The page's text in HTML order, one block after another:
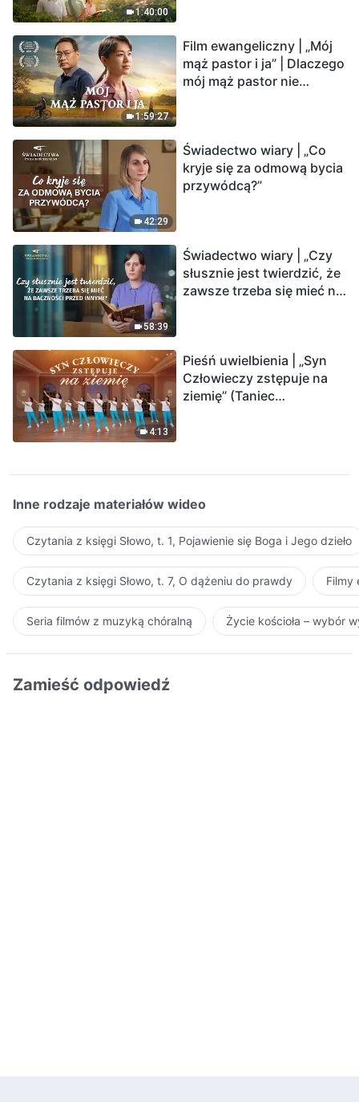
1:40:00
1:59:27
Film ewangeliczny | „Mój
mąż pastor i ja” | Dlaczego
mój mąż pastor nie
42:29
Świadectwo wiary | „Co
kryje się za odmową bycia
przywódcą?”
58:39
Świadectwo wiary | „Czy
słusznie jest twierdzić, że
zawsze trzeba się mieć na
4:13
Pieśń uwielbienia | „Syn
Człowieczy zstępuje na
ziemię” (Taniec
Inne rodzaje materiałów wideo
Czytania z księgi Słowo, t. 1, Pojawienie się Boga i Jego dzieło
Czytania z księgi Słowo, t. 7, O dążeniu do prawdy Filmy
Seria filmów z muzyką chóralną Życie kościoła – wybór
Zamieść odpowiedź